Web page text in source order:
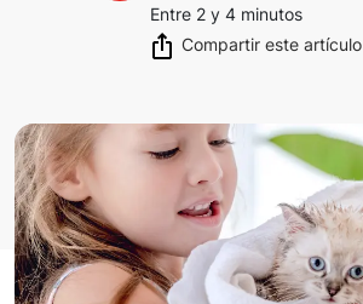
Entre 2 y 4 minutos
Compartir este artículo